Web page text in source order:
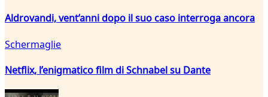
Aldrovandi, vent’anni dopo il suo caso interroga ancora
Schermaglie
Netflix, l’enigmatico film di Schnabel su Dante